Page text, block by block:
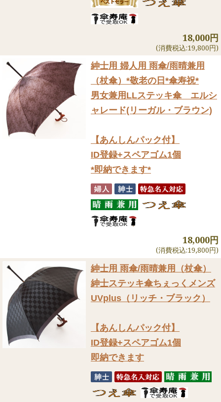
18,000円
(消費税込:19,800円)
紳士用 婦人用 雨傘/雨晴兼用
（杖傘） *敬老の日*傘寿祝*
男女兼用LLステッキ傘 エルシ
ャレード(リーガル・ブラウン)
【あんしんパック付】
ID登録+スペアゴム1個
*即納できます*
18,000円
(消費税込:19,800円)
紳士用 雨傘/雨晴兼用（杖傘）
紳士ステッキ傘ちぇっくメンズ
UVplus（リッチ・ブラック）
【あんしんパック付】
ID登録+スペアゴム1個
即納できます